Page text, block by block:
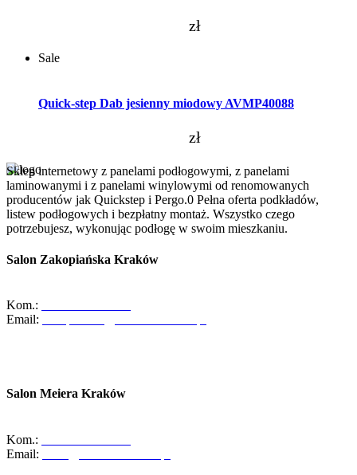
zł
Sale
Quick-step Dab jesienny miodowy AVMP40088
zł
Sklep internetowy z panelami podłogowymi, z panelami
laminowanymi i z panelami winylowymi od renomowanych
producentów jak Quickstep i Pergo.0 Pełna oferta podkładów,
listew podłogowych i bezpłatny montaż. Wszystko czego
potrzebujesz, wykonując podłogę w swoim mieszkaniu.
Salon Zakopiańska Kraków
Kom.:
Email:
Salon Meiera Kraków
Kom.:
Email: